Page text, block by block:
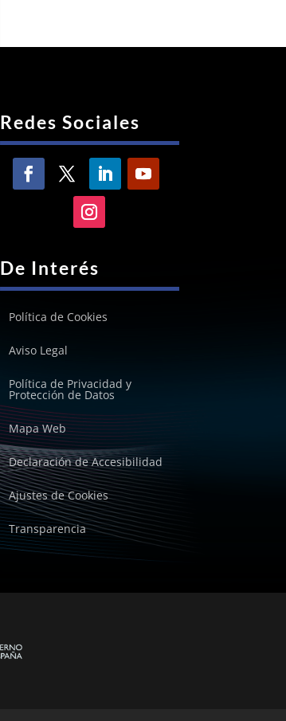
Redes Sociales
De Interés
Política de Cookies
Aviso Legal
Política de Privacidad y
Protección de Datos
Mapa Web
Declaración de Accesibilidad
Ajustes de Cookies
Transparencia